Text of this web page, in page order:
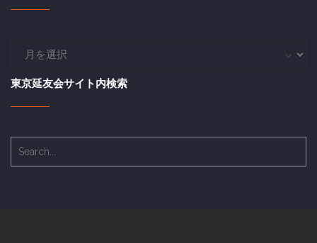
延
過
去
東京延友会サイト内検索